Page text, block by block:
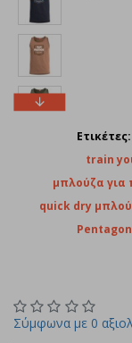
Ετικέτες:
train
μπλούζα για
quick dry
Σύμφωνα με 0